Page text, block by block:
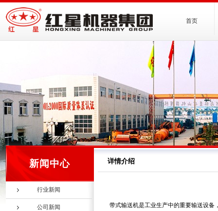
首页
新闻中心
行业新闻
公司新闻
详情介绍
带式输送机是工业生产中的重要输送设